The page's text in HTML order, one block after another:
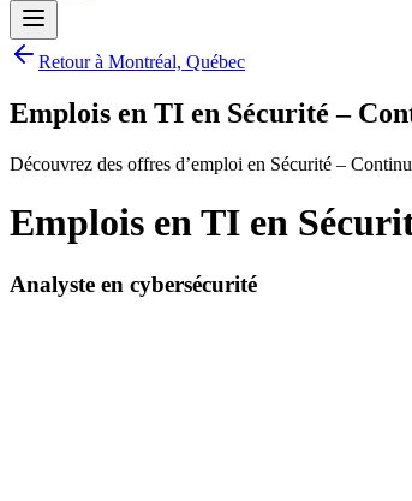
Retour à Montréal, Québec
Emplois en TI en Sécurité –
Découvrez des offres d’emploi en Sécurité –
Emplois en TI en
Analyste en cybersécurité